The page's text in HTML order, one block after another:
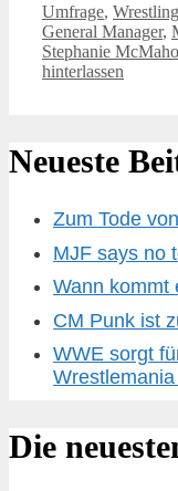
Kategorien
Umfrage, Wrestling
General Manager,
Stephanie
hinterlassen
Neueste
Zum Tode
MJF says no
Wann kommt
CM Punk ist
WWE sorgt
Die